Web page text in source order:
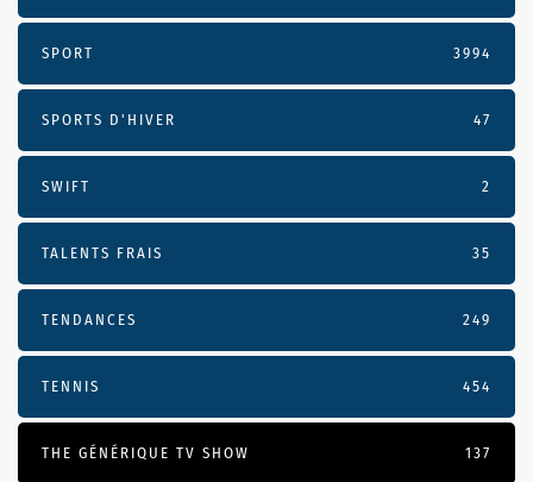
SPORT 3994
SPORTS D'HIVER 47
SWIFT 2
TALENTS FRAIS 35
TENDANCES 249
TENNIS 454
THE GÉNÉRIQUE TV SHOW 137